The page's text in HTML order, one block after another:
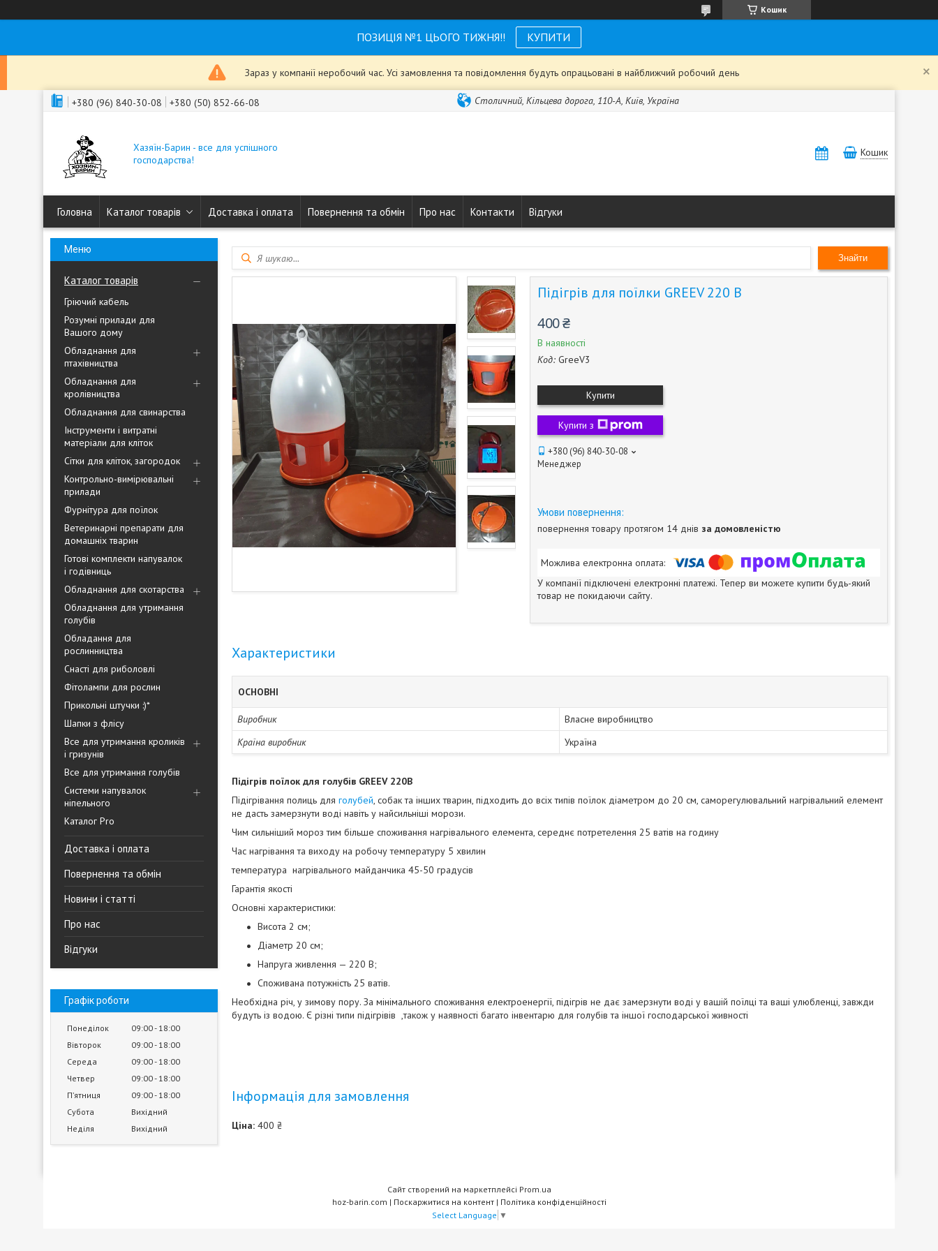
Кошик
ПОЗИЦІЯ №1 ЦЬОГО ТИЖНЯ!! КУПИТИ
Зараз у компанії неробочий час. Усі замовлення та повідомлення будуть опрацьовані в найближчий робочий день
+380 (96) 840-30-08 +380 (50) 852-66-08 Столичний, Кільцева дорога, 110-А, Київ, Україна
Хазяїн-Барин - все для успішного
господарства!
Кошик
Головна Каталог товарів Доставка і оплата Повернення та обмін Про нас Контакти Відгуки
Каталог товарів
Гріючий кабель
Розумні прилади для
Вашого дому
Обладнання для
птахівництва
Обладнання для
кролівництва
Обладнання для свинарства
Інструменти і витратні
матеріали для кліток
Сітки для кліток, загородок
Контрольно-вимірювальні
прилади
Фурнітура для поїлок
Ветеринарні препарати для
домашніх тварин
Готові комплекти напувалок
і годівниць
Обладнання для скотарства
Обладнання для утримання
голубів
Обладання для
рослинництва
Снасті для риболовлі
Фітолампи для рослин
Прикольні штучки :)*
Шапки з флісу
Все для утримання кроликів
і гризунів
Все для утримання голубів
Системи напувалок
ніпельного
Каталог Pro
Доставка і оплата
Повернення та обмін
Новини і статті
Про нас
Відгуки
Графік роботи
Понеділок 09:00 18:00
Вівторок
09:00 18:00
Середа
09:00 18:00
Четвер
09:00 18:00
Пʼятниця
09:00 18:00
Субота
Вихідний
Неділя
Вихідний
Знайти
Підігрів для поїлки GREEV 220 В
400 ₴
В наявності
Код: GreeV3
Купити
Купити з
+380 (96) 840-30-08
Менеджер
повернення товару протягом 14 днів за домовленістю
У компанії підключені електронні платежі. Тепер ви можете купити будь-який
товар не покидаючи сайту.
Характеристики
ОСНОВНІ
Виробник
Власне виробництво
Країна виробник
Україна
Підігрів поїлок для голубів GREEV 220В
Підігрівання полиць для голубей, собак та інших тварин, підходить до всіх типів поїлок діаметром до 20 см, саморегулювальний нагрівальний елемент
не дасть замерзнути воді навіть у найсильніші морози.
Чим сильніший мороз тим більше споживання нагрівального елемента, середнє потретелення 25 ватів на годину
Час нагрівання та виходу на робочу температуру 5 хвилин
температура нагрівального майданчика 45-50 градусів
Гарантія якості
Основні характеристики:
Висота 2 см;
Діаметр 20 см;
Напруга живлення — 220 В;
Споживана потужність 25 ватів.
Необхідна річ, у зимову пору. За мінімального споживання електроенергії, підігрів не дає замерзнути воді у вашій поїлці та ваші улюбленці, завжди
будуть із водою. Є різні типи підігрівів ,також у наявності багато інвентарю для голубів та іншої господарської живності
Інформація для замовлення
Ціна: 400 ₴
Сайт створений на маркетплейсі Prom.ua
hoz-barin.com | Поскаржитися на контент | Політика конфіденційності
Select Language ▼